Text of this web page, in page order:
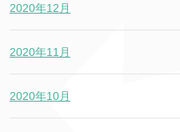
2020年12月
2020年11月
2020年10月